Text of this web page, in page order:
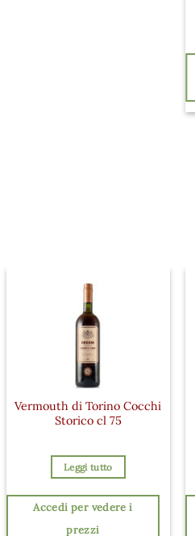
Vermouth di Torino Cocchi
Storico cl 75
Leggi tutto
Accedi per vedere i
prezzi